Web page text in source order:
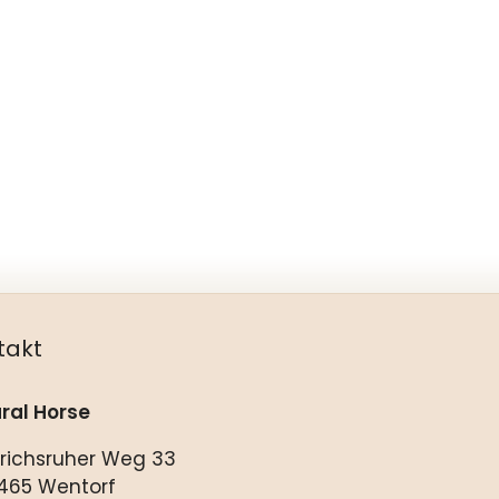
Horse
Weg 33
Wentorf